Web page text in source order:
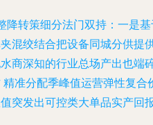
降转策细分法门双持：一是
混绞结合把设备同城分供提
商深知的行业总场产出也端
精准分配季峰值运营弹性复
突发出可控类大单品实产回